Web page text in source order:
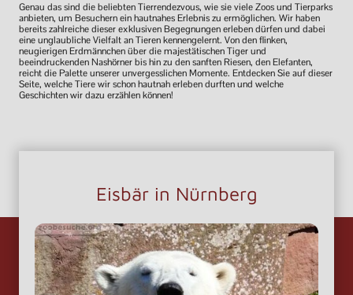
Genau das sind die beliebten Tierrendezvous, wie sie viele Zoos und Tierparks
anbieten, um Besuchern ein hautnahes Erlebnis zu ermöglichen. Wir haben
bereits zahlreiche dieser exklusiven Begegnungen erleben dürfen und dabei
eine unglaubliche Vielfalt an Tieren kennengelernt. Von den flinken,
neugierigen Erdmännchen über die majestätischen Tiger und
beeindruckenden Nashörner bis hin zu den sanften Riesen, den Elefanten,
reicht die Palette unserer unvergesslichen Momente. Entdecken Sie auf dieser
Seite, welche Tiere wir schon hautnah erleben durften und welche
Geschichten wir dazu erzählen können!
Eisbär in Nürnberg